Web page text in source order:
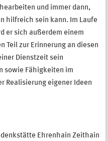
und immer dann,
hilfreich sein kann. Im Laufe
er sich außerdem einem
Teil zur Erinnerung an diesen
Dienstzeit sein
sowie Fähigkeiten im
Realisierung eigener Ideen
Ehrenhain Zeithain